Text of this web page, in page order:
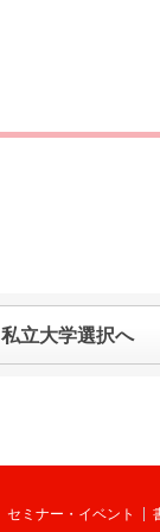
私立大学選択へ
セミナー・イベント